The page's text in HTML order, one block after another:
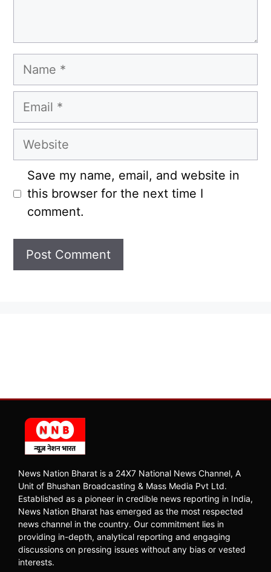
Name
Email
Website
Save my name, email, and website in
this browser for the next time I
comment.
News Nation Bharat is a 24X7 National News Channel, A
Unit of Bhushan Broadcasting & Mass Media Pvt Ltd.
Established as a pioneer in credible news reporting in India,
News Nation Bharat has emerged as the most respected
news channel in the country. Our commitment lies in
providing in-depth, analytical reporting and engaging
discussions on pressing issues without any bias or vested
interests.